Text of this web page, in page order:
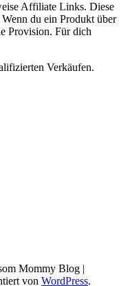
Affiliate Links. Diese
du ein Produkt über
Provision. Für dich
Verkäufen.
Mommy Blog |
von WordPress.